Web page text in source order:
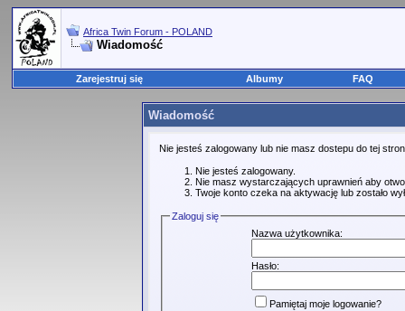
Africa Twin Forum - POLAND
Wiadomość
Zarejestruj się Albumy FAQ
Wiadomość
Nie jesteś zalogowany lub nie masz dostepu do tej
Nie jesteś zalogowany.
Nie masz wystarczających uprawnień aby
Twoje konto czeka na aktywację lub zostało
Zaloguj się
Nazwa użytkownika:
Hasło:
Pamiętaj moje logowanie?